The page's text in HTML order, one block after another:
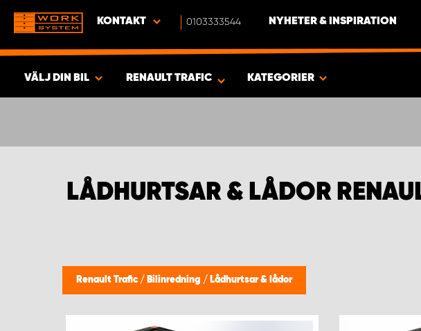
KONTAKT 0103333544 NYHETER & INSPIRATION
VÄLJ DIN BIL
PRODUKTER
RENAULT TRAFIC KATEGORIER
LÅDHURTSAR & LÅDOR
Renault Trafic / Bilinredning / Lådhurtsar & lådor